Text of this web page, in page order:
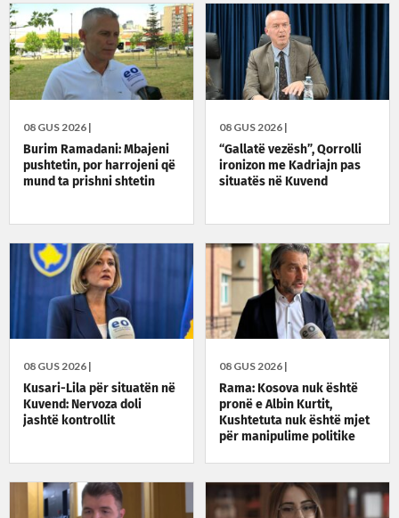
08 GUS 2026 |
Burim Ramadani: Mbajeni
pushtetin, por harrojeni që
mund ta prishni shtetin
08 GUS 2026 |
“Gallatë vezësh”, Qorrolli
ironizon me Kadriajn pas
situatës në Kuvend
08 GUS 2026 |
Kusari-Lila për situatën në
Kuvend: Nervoza doli
jashtë kontrollit
08 GUS 2026 |
Rama: Kosova nuk është
pronë e Albin Kurtit,
Kushtetuta nuk është mjet
për manipulime politike